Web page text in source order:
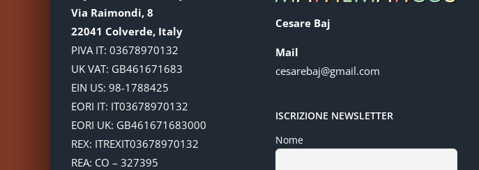
Via Raimondi, 8
22041 Colverde, Italy
PIVA IT: 03678970132
UK VAT: GB461671683
EIN US: 98-1788425
EORI IT: IT03678970132
EORI UK: GB461671683000
REX: ITREXIT03678970132
REA: CO – 327395
Cesare Baj
Mail
cesarebaj@gmail.com
ISCRIZIONE NEWSLETTER
Nome